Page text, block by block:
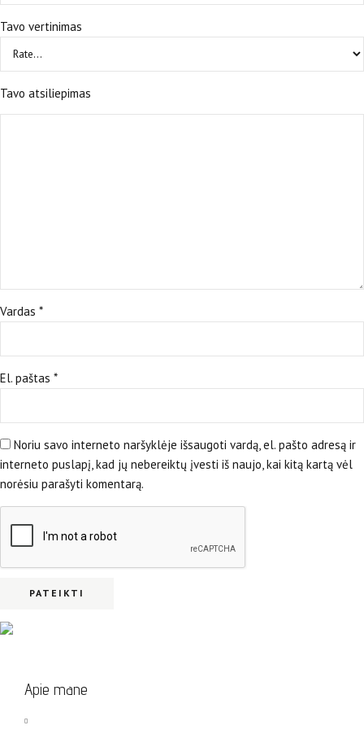
Tavo vertinimas
Tavo atsiliepimas
Vardas *
El. paštas *
Noriu savo interneto naršyklėje išsaugoti vardą, el. pašto adresą ir
interneto puslapį, kad jų nebereiktų įvesti iš naujo, kai kitą kartą vėl
norėsiu parašyti komentarą.
Apie mane